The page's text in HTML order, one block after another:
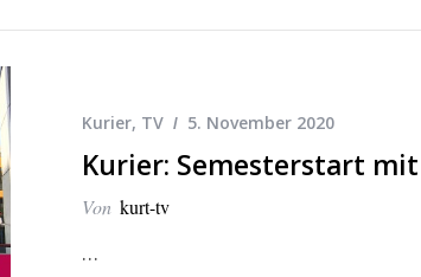
Kurier, TV 5. November 2020
Kurier: Semesterstart
Von kurt-tv
…